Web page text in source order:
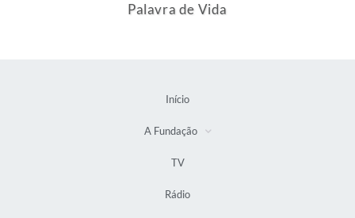
Palavra de Vida
Início
A Fundação
TV
Rádio